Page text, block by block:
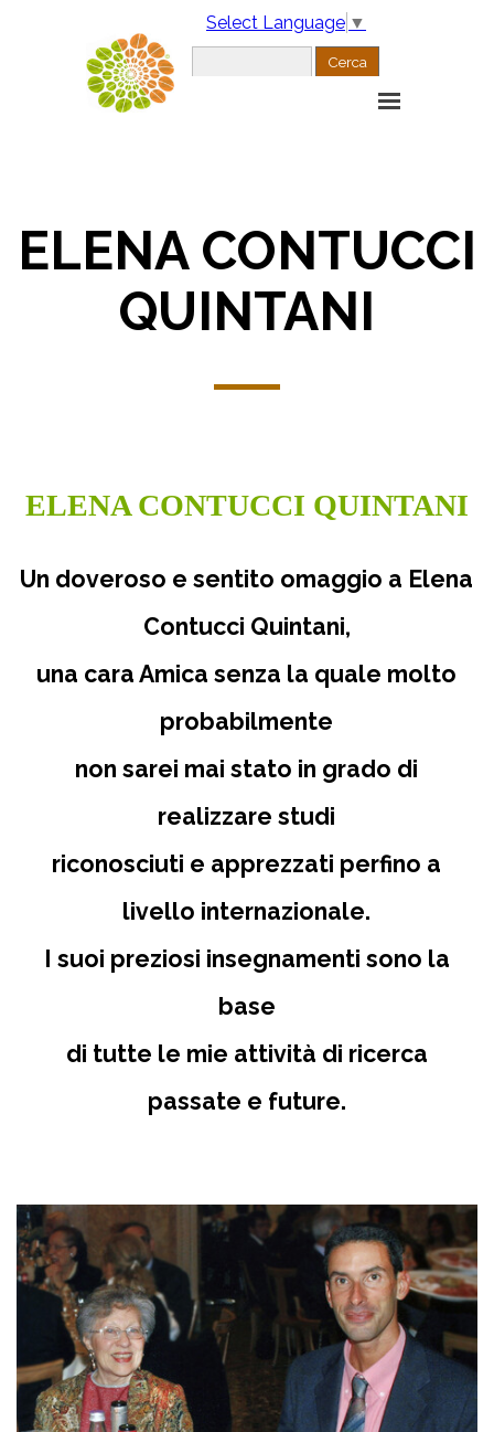
Cerca
Select Language ▼
ELENA CONTUCCI
QUINTANI
ELENA CONTUCCI QUINTANI
Un doveroso e sentito omaggio a Elena
Contucci Quintani,
una cara Amica senza la quale molto
probabilmente
non sarei mai stato in grado di
realizzare studi
riconosciuti e apprezzati perfino a
livello internazionale.
I suoi preziosi insegnamenti sono la
base
di tutte le mie attività di ricerca
passate e future.